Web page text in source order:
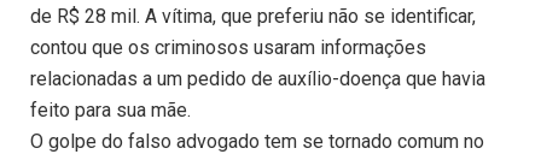
de R$ 28 mil. A vítima, que preferiu não se identificar,
contou que os criminosos usaram informações
relacionadas a um pedido de auxílio-doença que havia
feito para sua mãe.
O golpe do falso advogado tem se tornado comum no